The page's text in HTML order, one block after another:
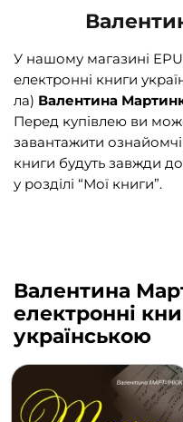
Науково-популярна
Навчальна література
Енциклопедії,
Подарункові
У нашому магазині
електронні книги
ла) Валентина
Перед купівлею ви
завантажити
книги будуть завжди
у розділі “Мої книги”.
Валентина
електронні
українською